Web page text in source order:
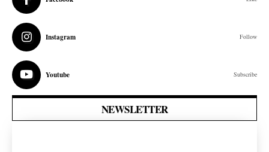
Instagram Follow
Youtube Subscribe
NEWSLETTER